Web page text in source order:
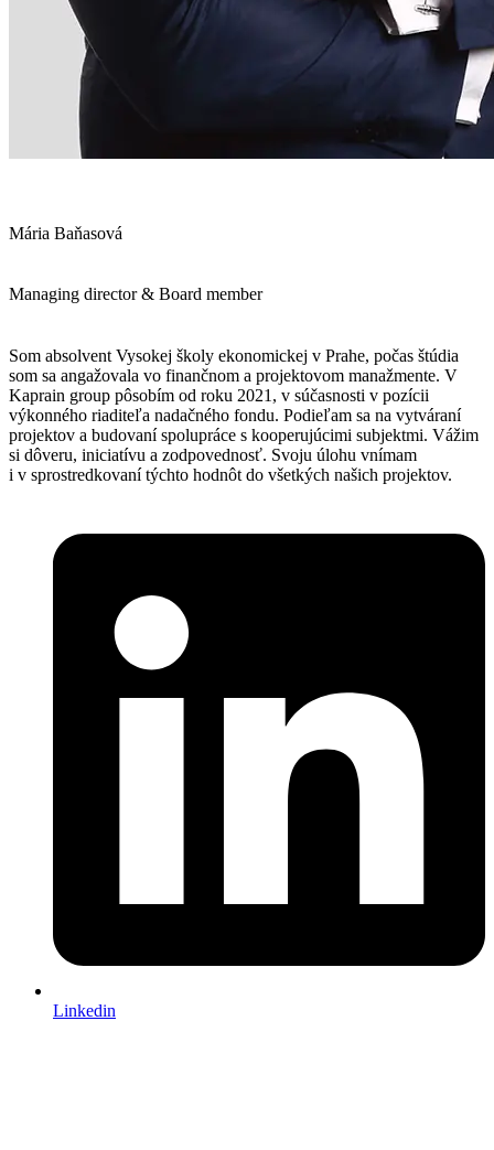
Mária Baňasová
Managing director & Board member
Som absolvent Vysokej školy ekonomickej v Prahe, počas štúdia
som sa angažovala vo finančnom a projektovom manažmente. V
Kaprain group pôsobím od roku 2021, v súčasnosti v pozícii
výkonného riaditeľa nadačného fondu. Podieľam sa na vytváraní
projektov a budovaní spolupráce s kooperujúcimi subjektmi. Vážim
si dôveru, iniciatívu a zodpovednosť. Svoju úlohu vnímam
i v sprostredkovaní týchto hodnôt do všetkých našich projektov.
Linkedin